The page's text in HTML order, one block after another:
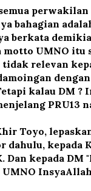
bahagian
berkata
motto UMNO
relevan
kalau DM ?
PRU13
Toyo,
kepada
Dan kepada DM